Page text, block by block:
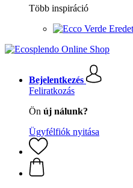
Több inspiráció
Bejelentkezés
Feliratkozás
Ön új nálunk?
Ügyfélfiók nyitása